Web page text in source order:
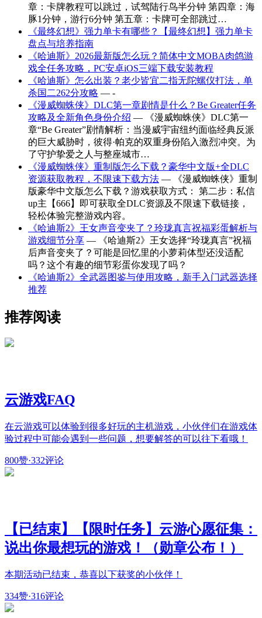
章：卡牌教程可以跳过，试驾陆行鸟半分钟 第四章：海
豚1分钟，游行6分钟 第五章：卡牌可全部跳过…
《最终幻想》强力单卡有哪些？【最终幻想】强力单卡
盘点与培养指南
《哈迪斯》2026最新版怎么玩？简体中文MOBA肉鸽游
戏全任务攻略，PC安卓iOS三端下载安装教程
《哈迪斯》怎么出装？老少皆宜二指无陀螺仪打法，单
杀国二262分攻略 — -
《漫威蜘蛛侠》DLC第一章剧情是什么？Be Greater任务
攻略及全新角色身份介绍 — 《漫威蜘蛛侠》DLC第一
章“Be Greater”剧情解析：当漫威宇宙纽约面临经典反派
的巨大威胁时，彼得·帕克的双重身份陷入激烈冲突。为
了守护挚爱之人与整座城市…
《漫威蜘蛛侠》重制版怎么下载？豪华中文版+全DLC
资源获取教程，不限速下载方法 — 《漫威蜘蛛侠》重制
版豪华中文版怎么下载？游戏获取方式： 第二步：私信
up主【666】即可获取全DLC资源及不限速下载链接，
轻松体验完整游戏内容。
《哈迪斯2》王女声音变夹了？玲珑真言祝福彩蛋解析与
游戏细节分享 — 《哈迪斯2》王女选择“玲珑真言”祝福
后声音变夹了？可能是回忆里的小萝莉体型还没适配
吗？这个有趣的细节彩蛋你发现了吗？
《哈迪斯2》全武器图鉴与使用攻略，新手入门武器选择
推荐
推荐阅读
云游戏FAQ
在云游戏可以体验到很多好玩的主机游戏，小伙伴们在游戏体
验过程中可能会遇到一些问题，想要解答的可以往下看哦！
800赞·332评论
【已结束】【限时任务】云游心愿征集：
说出你最想玩的游戏！（勋章公布！）
本期活动已结束，恭喜以下获奖的小伙伴！
334赞·316评论